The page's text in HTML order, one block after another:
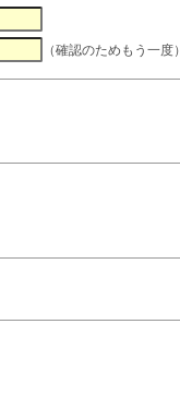
（確認のためもう一度）